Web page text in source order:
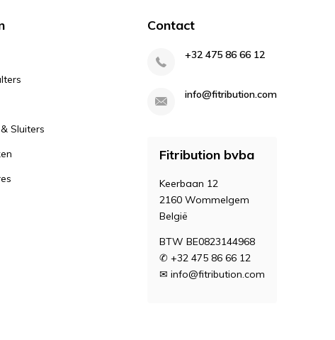
Sluiters
Contact
+32 475 86 66 12
info@fitribution.com
Fitribution bvba
Keerbaan 12
2160 Wommelgem
België
BTW BE0823144968
✆ +32 475 86 66 12
✉ info@fitribution.com